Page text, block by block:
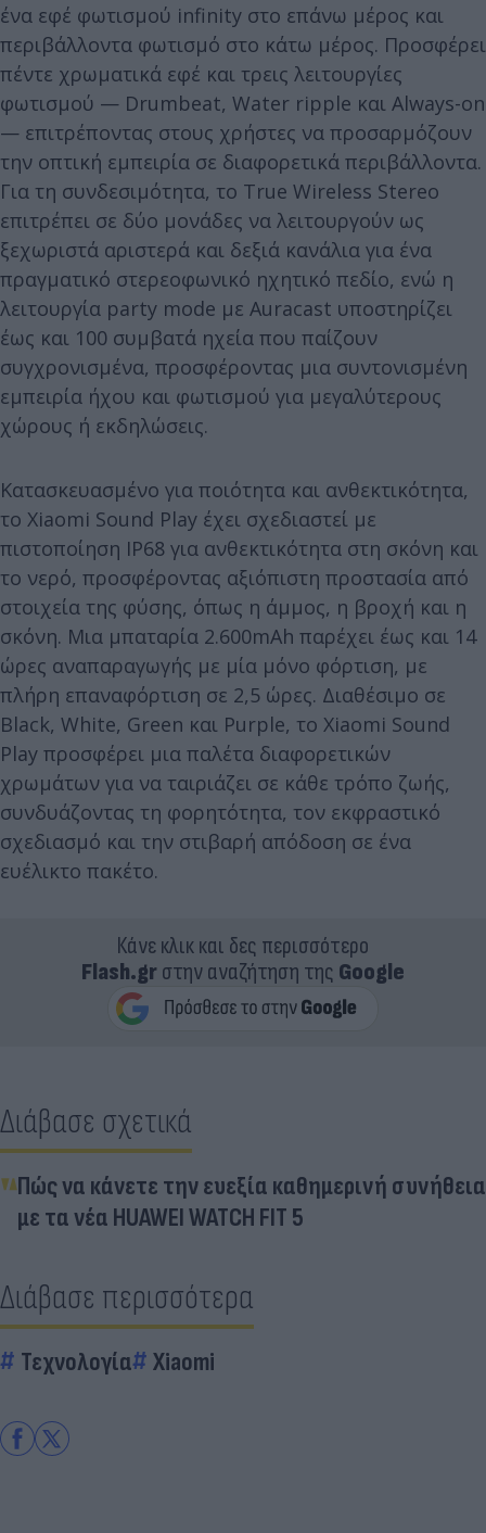
ένα εφέ φωτισμού infinity στο επάνω μέρος και
περιβάλλοντα φωτισμό στο κάτω μέρος. Προσφέρει
πέντε χρωματικά εφέ και τρεις λειτουργίες
φωτισμού — Drumbeat, Water ripple και Always-on
— επιτρέποντας στους χρήστες να προσαρμόζουν
την οπτική εμπειρία σε διαφορετικά περιβάλλοντα.
Για τη συνδεσιμότητα, το True Wireless Stereo
επιτρέπει σε δύο μονάδες να λειτουργούν ως
ξεχωριστά αριστερά και δεξιά κανάλια για ένα
πραγματικό στερεοφωνικό ηχητικό πεδίο, ενώ η
λειτουργία party mode με Auracast υποστηρίζει
έως και 100 συμβατά ηχεία που παίζουν
συγχρονισμένα, προσφέροντας μια συντονισμένη
εμπειρία ήχου και φωτισμού για μεγαλύτερους
χώρους ή εκδηλώσεις.
Κατασκευασμένο για ποιότητα και ανθεκτικότητα,
το Xiaomi Sound Play έχει σχεδιαστεί με
πιστοποίηση IP68 για ανθεκτικότητα στη σκόνη και
το νερό, προσφέροντας αξιόπιστη προστασία από
στοιχεία της φύσης, όπως η άμμος, η βροχή και η
σκόνη. Μια μπαταρία 2.600mAh παρέχει έως και 14
ώρες αναπαραγωγής με μία μόνο φόρτιση, με
πλήρη επαναφόρτιση σε 2,5 ώρες. Διαθέσιμο σε
Black, White, Green και Purple, το Xiaomi Sound
Play προσφέρει μια παλέτα διαφορετικών
χρωμάτων για να ταιριάζει σε κάθε τρόπο ζωής,
συνδυάζοντας τη φορητότητα, τον εκφραστικό
σχεδιασμό και την στιβαρή απόδοση σε ένα
ευέλικτο πακέτο.
Κάνε κλικ και δες περισσότερο
Flash.grστην αναζήτηση της Google
Διάβασε σχετικά
Πώς να κάνετε την ευεξία καθημερινή συνήθεια
με τα νέα HUAWEI WATCH FIT 5
Διάβασε περισσότερα
Τεχνολογία Xiaomi